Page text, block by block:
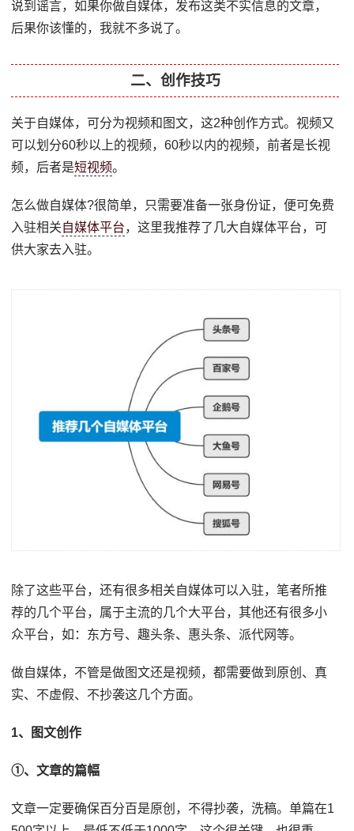
说到谣言，如果你做自媒体，发布这类不实信息的文章，
后果你该懂的，我就不多说了。
二、创作技巧
关于自媒体，可分为视频和图文，这2种创作方式。视频又
可以划分60秒以上的视频，60秒以内的视频，前者是长视
频，后者是短视频。
怎么做自媒体?很简单，只需要准备一张身份证，便可免费
入驻相关自媒体平台，这里我推荐了几大自媒体平台，可
供大家去入驻。
除了这些平台，还有很多相关自媒体可以入驻，笔者所推
荐的几个平台，属于主流的几个大平台，其他还有很多小
众平台，如：东方号、趣头条、惠头条、派代网等。
做自媒体，不管是做图文还是视频，都需要做到原创、真
实、不虚假、不抄袭这几个方面。
1、图文创作
①、文章的篇幅
文章一定要确保百分百是原创，不得抄袭，洗稿。单篇在1